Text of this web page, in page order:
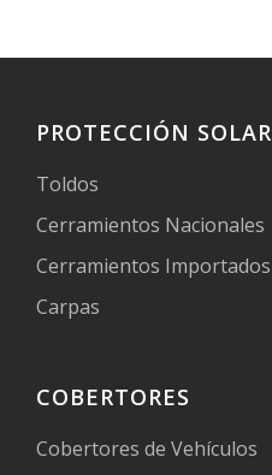
PROTECCIÓN SOLAR
Toldos
Cerramientos Nacionales
Cerramientos Importados
Carpas
COBERTORES
Cobertores de Vehículos